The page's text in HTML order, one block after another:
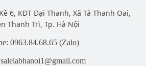
6, KĐT Đại Thanh, Xã Tả Thanh Oai,
Thanh Trì, Tp. Hà Nội
0963.84.68.65 (Zalo)